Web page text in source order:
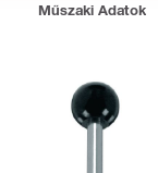
Műszaki Adatok